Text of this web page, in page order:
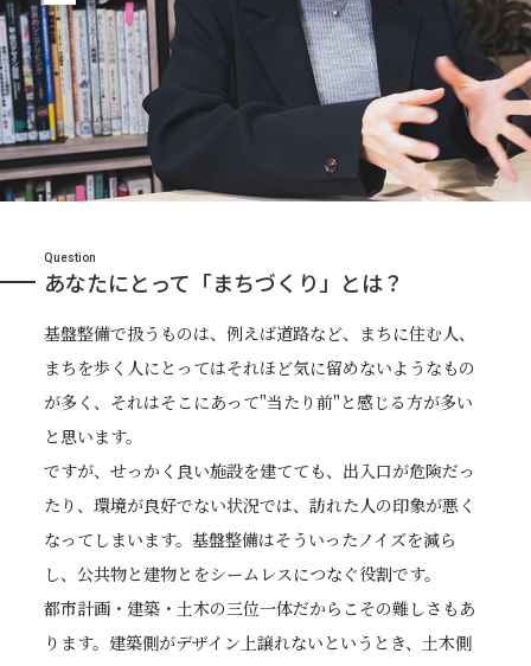
Question
あなたにとって「まちづくり」とは？
基盤整備で扱うものは、例えば道路など、まちに住む人、
まちを歩く人にとってはそれほど気に留めないようなもの
が多く、それはそこにあって"当たり前"と感じる方が多い
と思います。
ですが、せっかく良い施設を建てても、出入口が危険だっ
たり、環境が良好でない状況では、訪れた人の印象が悪く
なってしまいます。基盤整備はそういったノイズを減ら
し、公共物と建物とをシームレスにつなぐ役割です。
都市計画・建築・土木の三位一体だからこその難しさもあ
ります。建築側がデザイン上譲れないというとき、土木側